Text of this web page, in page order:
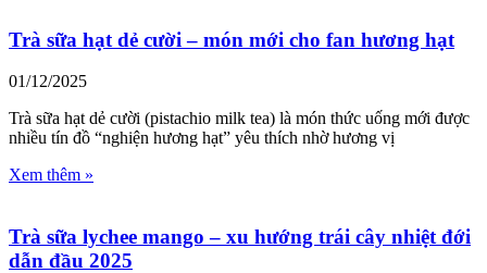
Trà sữa hạt dẻ cười – món mới cho fan hương hạt
01/12/2025
Trà sữa hạt dẻ cười (pistachio milk tea) là món thức uống mới được
nhiều tín đồ “nghiện hương hạt” yêu thích nhờ hương vị
Xem thêm »
Trà sữa lychee mango – xu hướng trái cây nhiệt đới
dẫn đầu 2025